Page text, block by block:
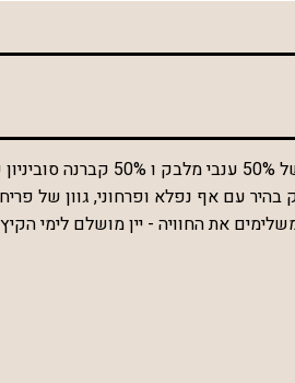
רוזה יבש משילוב מעניין מאוד של
עם אף נפלא ופרחוני, גוון של
את החוויה - יין מושלם לימי